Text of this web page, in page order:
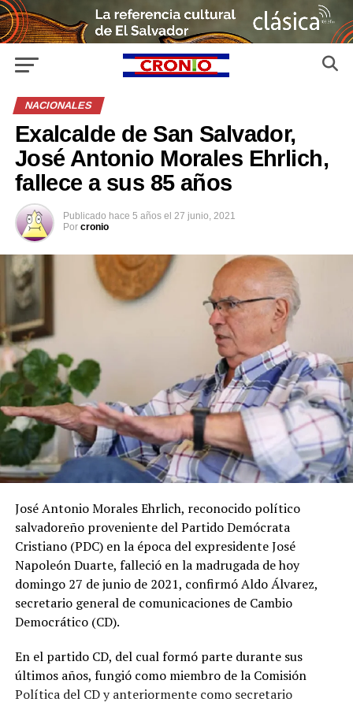
NACIONALES
Exalcalde de San Salvador,
José Antonio Morales Ehrlich,
fallece a sus 85 años
Publicado hace 5 años el 27 junio, 2021
Por cronio
José Antonio Morales Ehrlich, reconocido político
salvadoreño proveniente del Partido Demócrata
Cristiano (PDC) en la época del expresidente José
Napoleón Duarte, falleció en la madrugada de hoy
domingo 27 de junio de 2021, confirmó Aldo Álvarez,
secretario general de comunicaciones de Cambio
Democrático (CD).
En el partido CD, del cual formó parte durante sus
últimos años, fungió como miembro de la Comisión
Política del CD y anteriormente como secretario